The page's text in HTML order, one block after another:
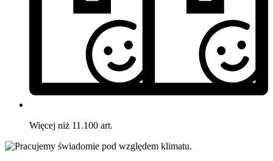
Więcej niż 11.100 art.